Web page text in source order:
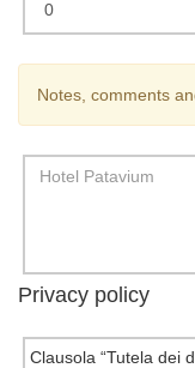
Notes, comments
Privacy policy
Clausola “Tutela dei